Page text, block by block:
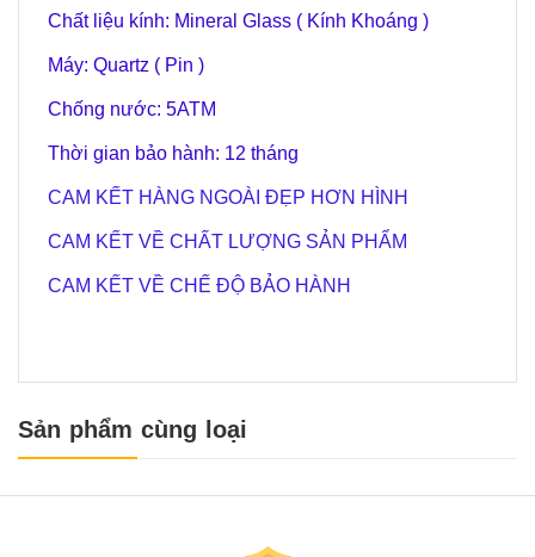
Chất liệu kính: Mineral Glass ( Kính Khoáng )
Máy: Quartz ( Pin )
Chống nước: 5ATM
Thời gian bảo hành: 12 tháng
CAM KẾT HÀNG NGOÀI ĐẸP HƠN HÌNH
CAM KẾT VỀ CHẤT LƯỢNG SẢN PHẨM
CAM KẾT VỀ CHẾ ĐỘ BẢO HÀNH
Sản phẩm cùng loại